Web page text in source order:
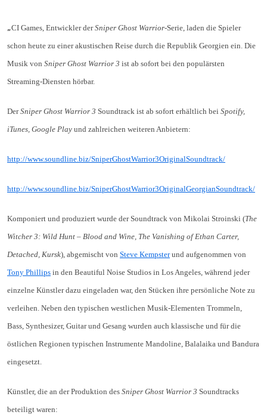
„CI Games, Entwickler derSniper Ghost Warrior-Serie, laden die Spieler
schon heute zu einer akustischen Reise durch die Republik Georgien ein. Die
Musik von Sniper Ghost Warrior 3 ist ab sofort bei den populärsten
Streaming-Diensten hörbar.
DerSniper Ghost Warrior 3 Soundtrack ist ab sofort erhältlich bei Spotify,
iTunes, Google Play und zahlreichen weiteren Anbietern:
http://www.soundline.biz/SniperGhostWarrior3OriginalSoundtrack/
http://www.soundline.biz/SniperGhostWarrior3OriginalGeorgianSoundtrack/
Komponiert und produziert wurde der Soundtrack von Mikolai Stroinski (The
Witcher 3: Wild Hunt – Blood and Wine, The Vanishing of Ethan Carter,
Detached, Kursk), abgemischt von Steve Kempsterund aufgenommen von
Tony Phillips in den Beautiful Noise Studios in Los Angeles, während jeder
einzelne Künstler dazu eingeladen war, den Stücken ihre persönliche Note zu
verleihen. Neben den typischen westlichen Musik-Elementen Trommeln,
Bass, Synthesizer, Guitar und Gesang wurden auch klassische und für die
östlichen Regionen typischen Instrumente Mandoline, Balalaika und Bandura
eingesetzt.
Künstler, die an der Produktion des Sniper Ghost Warrior 3 Soundtracks
beteiligt waren: